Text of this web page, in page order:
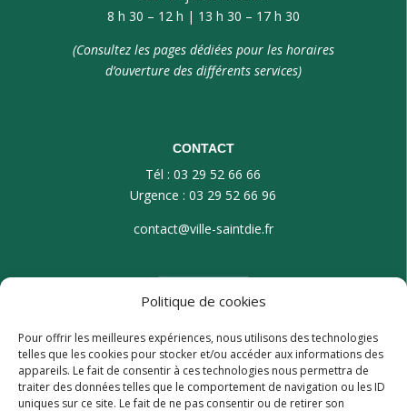
Politique de cookies
Pour offrir les meilleures expériences, nous utilisons des technologies
telles que les cookies pour stocker et/ou accéder aux informations des
appareils. Le fait de consentir à ces technologies nous permettra de
traiter des données telles que le comportement de navigation ou les ID
uniques sur ce site. Le fait de ne pas consentir ou de retirer son
8 h 30 – 12 h | 13 h 30 – 17 h 30
(Consultez les pages dédiées pour les horaires
d’ouverture des différents services)
CONTACT
Tél : 03 29 52 66 66
Urgence : 03 29 52 66 96
contact@ville-saintdie.fr